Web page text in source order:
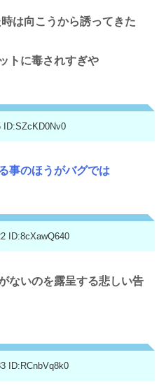
は向こうから誘ってきた
トに毒されすぎや
ID:SZcKD0Nv0
事のほうがバグでは
ID:8cXawQ640
ないのを露呈する悲しい告
ID:RCnbVq8k0